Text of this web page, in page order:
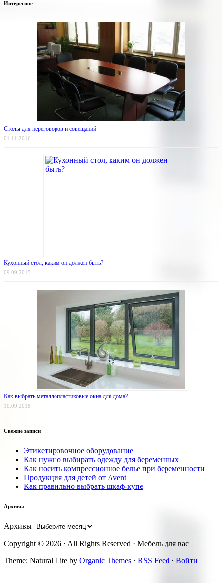
Интересное
Столы для переговоров и совещаний
01.11.2016
Кухонный стол, каким он должен быть?
09.09.2015
Как выбрать металлопластиковые окна для дома?
10.09.2018
Свежие записи
Этикетировочное оборудование
Как нужно выбирать одежду для беременных
Как носить компрессионное белье при беременности
Продукция для детей от Avent
Как правильно выбрать шкаф-купе
Архивы
Архивы
Copyright © 2026 · All Rights Reserved · Мебель для вас
Theme: Natural Lite by Organic Themes · RSS Feed · Войти